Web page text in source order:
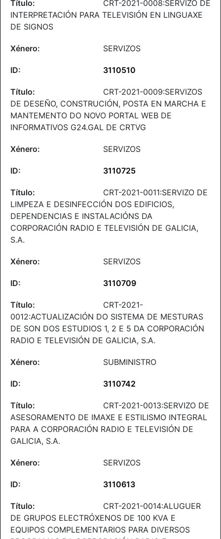
CRT-2021-0008:SERVIZO DE
INTERPRETACIÓN PARA TELEVISIÓN EN LINGUAXE
DE SIGNOS
SERVIZOS
3110510
CRT-2021-0009:SERVIZOS
DE DESEÑO, CONSTRUCIÓN, POSTA EN MARCHA E
MANTEMENTO DO NOVO PORTAL WEB DE
INFORMATIVOS G24.GAL DE CRTVG
SERVIZOS
3110725
CRT-2021-0011:SERVIZO DE
LIMPEZA E DESINFECCIÓN DOS EDIFICIOS,
DEPENDENCIAS E INSTALACIÓNS DA
CORPORACIÓN RADIO E TELEVISIÓN DE GALICIA,
S.A.
SERVIZOS
3110709
CRT-2021-
0012:ACTUALIZACIÓN DO SISTEMA DE MESTURAS
DE SON DOS ESTUDIOS 1, 2 E 5 DA CORPORACIÓN
RADIO E TELEVISIÓN DE GALICIA, S.A.
SUBMINISTRO
3110742
CRT-2021-0013:SERVIZO DE
ASESORAMENTO DE IMAXE E ESTILISMO INTEGRAL
PARA A CORPORACIÓN RADIO E TELEVISIÓN DE
GALICIA, S.A.
SERVIZOS
3110613
CRT-2021-0014:ALUGUER
DE GRUPOS ELECTRÓXENOS DE 100 KVA E
EQUIPOS COMPLEMENTARIOS PARA DIVERSOS